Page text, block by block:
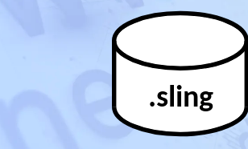
.sling